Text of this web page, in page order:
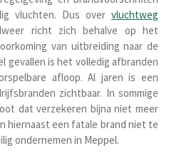
vluchten. Dus over vluchtweg
richt zich behalve op het
van uitbreiding naar de
gevallen is het volledig afbranden
afloop. Al jaren is een
zichtbaar. In sommige
dat verzekeren bijna niet meer
hiernaast een fatale brand niet te
ondernemen in Meppel.